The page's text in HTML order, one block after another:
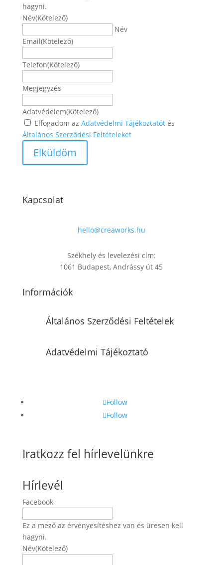
hagyni.
Név(Kötelező)
Név
Email(Kötelező)
Telefon(Kötelező)
Megjegyzés
Adatvédelem(Kötelező)
Elfogadom az Adatvédelmi Tájékoztatótés
Általános Szerződési Feltételeket
Kapcsolat
hello@creaworks.hu
Székhely és levelezési cím:
1061 Budapest, Andrássy út 45
Információk
Általános Szerződési Feltételek
Adatvédelmi Tájékoztató
Follow
Follow
Iratkozz fel hírlevelünkre
Hírlevél
Facebook
Ez a mező az érvényesítéshez van és üresen kell
hagyni.
Név(Kötelező)